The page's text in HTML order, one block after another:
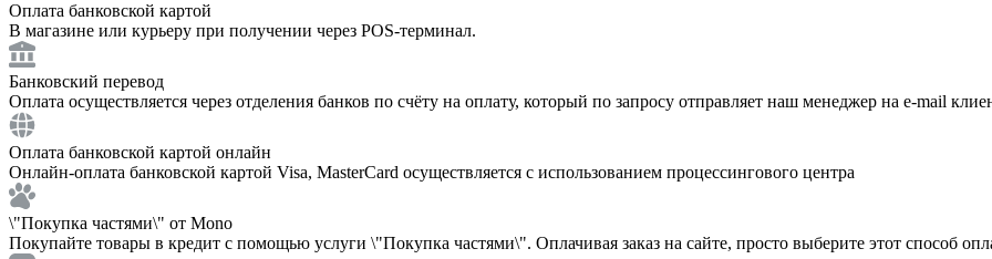
Оплата банковской картой
В магазине или курьеру при получении через POS-терминал.
Банковский перевод
Оплата осуществляется через отделения банков по счёту на оплату, который по запросу отправляет наш менеджер на e-mail
Оплата банковской картой онлайн
Онлайн-оплата банковской картой Visa, MasterCard осуществляется с использованием процессингового центра
\"Покупка частями\" от Mono
Покупайте товары в кредит с помощью услуги \"Покупка частями\". Оплачивая заказ на сайте, просто выберите этот способ